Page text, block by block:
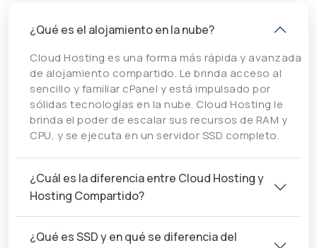
¿Qué es el alojamiento en la nube?
Cloud Hosting es una forma más rápida y avanzada
de alojamiento compartido. Le brinda acceso al
sencillo y familiar cPanel y está impulsado por
sólidas tecnologías en la nube. Cloud Hosting le
brinda el poder de escalar sus recursos de RAM y
CPU, y se ejecuta en un servidor SSD completo.
¿Cuál es la diferencia entre Cloud Hosting y
Hosting Compartido?
¿Qué es SSD y en qué se diferencia del